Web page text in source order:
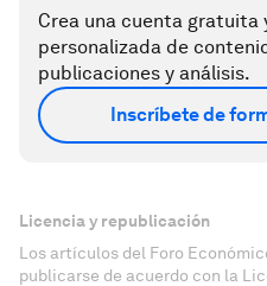
Crea una cuenta gratuita
personalizada de
publicaciones y análisis.
Inscríbete de
Licencia y republicación
Los artículos del Foro
publicarse de acuerdo con la